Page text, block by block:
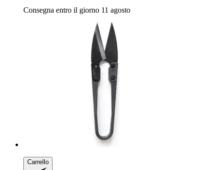
Consegna entro il giorno 11 agosto
Carrello